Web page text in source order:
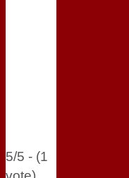
5/5 - (1